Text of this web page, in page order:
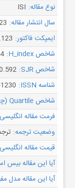
نوع مقاله: ISI
سال انتشار مقاله:
ایمپکت فاکتور: 5.123 در
شاخص H_index:
24
شاخص SJR:
0.592 در سال
شناسه ISSN:
شاخص Quartile (چارک):
فرمت مقاله
وضعیت ترجمه:
قیمت مقاله
آیا این مقاله بیس
آیا این مقاله مدل